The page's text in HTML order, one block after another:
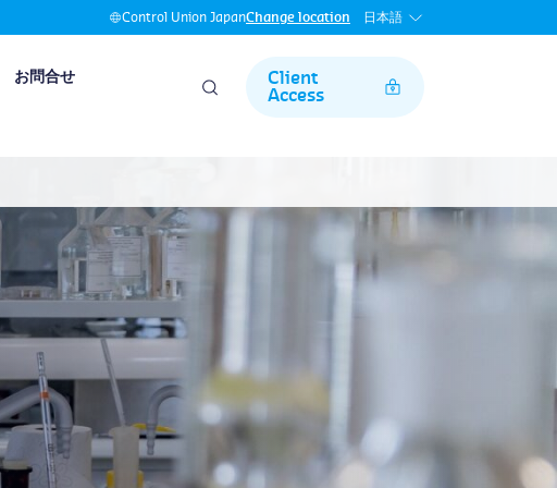
Control Union JapanChange location 日本語
お問合せ
Client
Access